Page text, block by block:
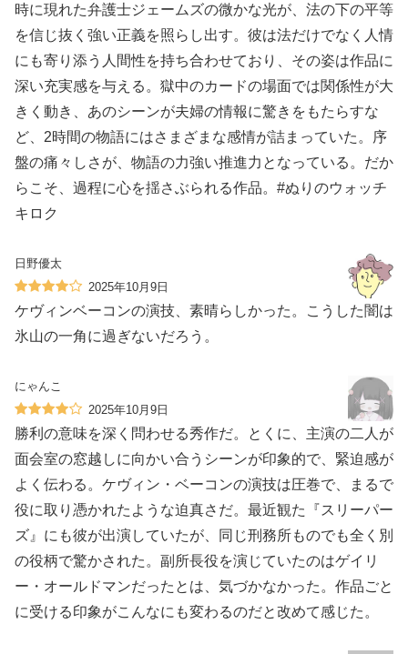
時に現れた弁護士ジェームズの微かな光が、法の下の平等
を信じ抜く強い正義を照らし出す。彼は法だけでなく人情
にも寄り添う人間性を持ち合わせており、その姿は作品に
深い充実感を与える。獄中のカードの場面では関係性が大
きく動き、あのシーンが夫婦の情報に驚きをもたらすな
ど、2時間の物語にはさまざまな感情が詰まっていた。序
盤の痛々しさが、物語の力強い推進力となっている。だか
らこそ、過程に心を揺さぶられる作品。#ぬりのウォッチ
キロク
日野優太
2025年10月9日
ケヴィンベーコンの演技、素晴らしかった。こうした闇は
氷山の一角に過ぎないだろう。
にゃんこ
2025年10月9日
勝利の意味を深く問わせる秀作だ。とくに、主演の二人が
面会室の窓越しに向かい合うシーンが印象的で、緊迫感が
よく伝わる。ケヴィン・ベーコンの演技は圧巻で、まるで
役に取り憑かれたような迫真さだ。最近観た『スリーパー
ズ』にも彼が出演していたが、同じ刑務所ものでも全く別
の役柄で驚かされた。副所長役を演じていたのはゲイリ
ー・オールドマンだったとは、気づかなかった。作品ごと
に受ける印象がこんなにも変わるのだと改めて感じた。